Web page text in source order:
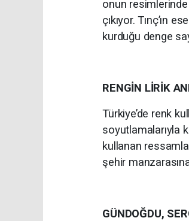
onun
çıkıyor. Tınç’ın
kurduğu denge
RENGİN LİRİK
Türkiye’de renk
soyutlamalarıyla
kullanan
şehir
GÜNDOĞDU,